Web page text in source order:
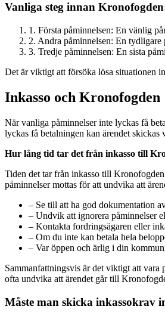
Vanliga steg innan
1. Första påminnelsen: En vänlig
2. Andra påminnelsen: En
3. Tredje påminnelsen: En sista
Det är viktigt att försöka lösa situationen
Inkasso och Kronofogden
När vanliga påminnelser inte lyckas få
lyckas få betalningen kan ärendet
Hur lång tid tar det från inkasso till
Tiden det tar från inkasso till
påminnelser mottas för att undvika att
– Se till att ha god dokumentation
– Undvik att ignorera påminnelser
– Kontakta fordringsägaren eller
– Om du inte kan betala hela
– Var öppen och ärlig i din
Sammanfattningsvis är det viktigt att vara
ofta undvika att ärendet går till
Måste man skicka inkassokrav